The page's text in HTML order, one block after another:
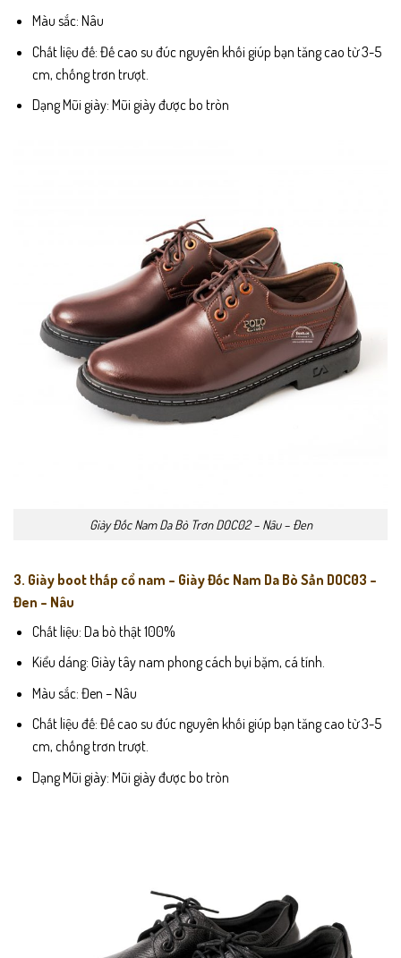
Màu sắc: Nâu
Chất liệu đế: Đế cao su đúc nguyên khối giúp bạn tăng cao từ 3-5
cm, chống trơn trượt.
Dạng Mũi giày: Mũi giày được bo tròn
Giày Đốc Nam Da Bò Trơn DOC02 – Nâu – Đen
3. Giày boot thấp cổ nam – Giày Đốc Nam Da Bò Sần DOC03 –
Đen – Nâu
Chất liệu: Da bò thật 100%
Kiểu dáng: Giày tây nam phong cách bụi bặm, cá tính.
Màu sắc: Đen – Nâu
Chất liệu đế: Đế cao su đúc nguyên khối giúp bạn tăng cao từ 3-5
cm, chống trơn trượt.
Dạng Mũi giày: Mũi giày được bo tròn